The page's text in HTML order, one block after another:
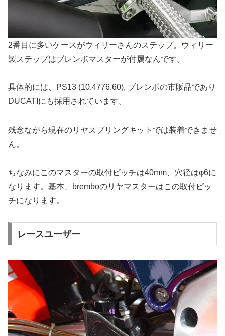
2番目に多いケースがウィリーさんのステップ。ウィリー
製ステップはブレンボマスターが付属なんです。
具体的には、PS13 (10.4776.60), ブレンボの市販品であり
DUCATIにも採用されています。
残念ながら現在のリヤスプリングキットでは装着できませ
ん。
ちなみにこのマスターの取付ピッチは40mm、穴径はφ6に
なります。基本、bremboのリヤマスターはこの取付ピッ
チになります。
レースユーザー